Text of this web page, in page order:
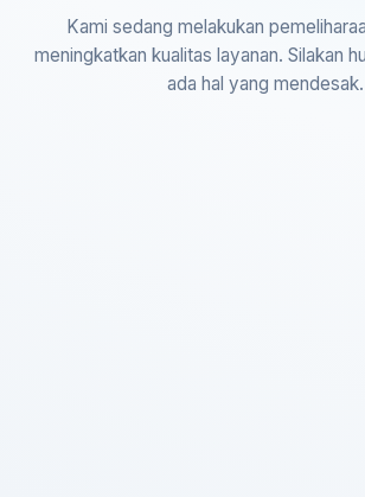
Kami sedang melakukan
meningkatkan kualitas layanan. Silakan
ada hal yang mendesak.